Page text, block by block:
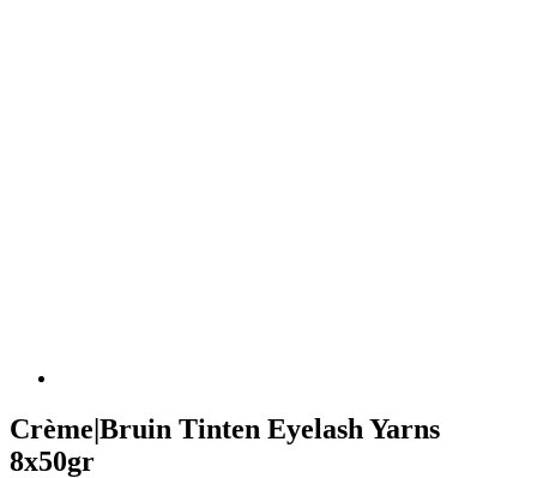
Crème|Bruin Tinten Eyelash Yarns
8x50gr